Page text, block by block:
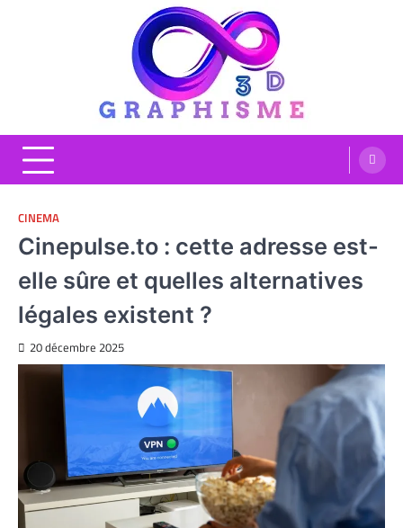
CINEMA
Cinepulse.to : cette adresse est-
elle sûre et quelles alternatives
légales existent ?
20 décembre 2025